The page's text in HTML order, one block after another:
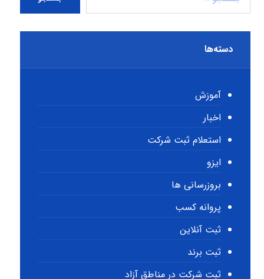
دسته‌ها
آموزش
اخبار
استعلام ثبت شرکت
ایزو
بروزرسانی ها
پروانه کسب
ثبت آنلاین
ثبت برند
ثبت شرکت در مناطق آزاد